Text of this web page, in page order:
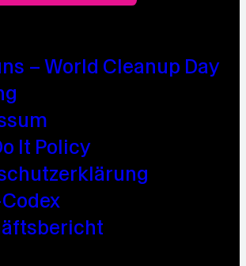
– World Cleanup Day
It Policy